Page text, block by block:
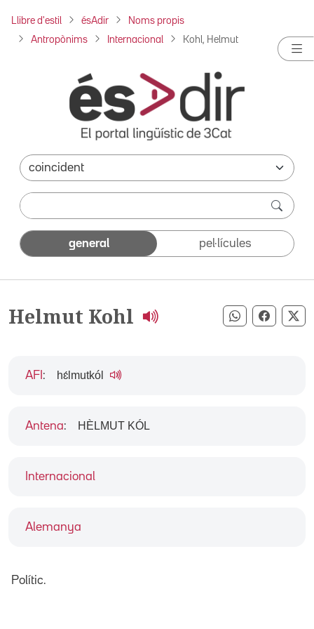
Llibre d'estil ésAdir Noms propis
Antropònims Internacional Kohl, Helmut
general pel·lícules
Helmut Kohl Compartir
Internacional
Alemanya
AFI : hɛ́lmutkól
Antena: HÈLMUT KÓL
Polític.